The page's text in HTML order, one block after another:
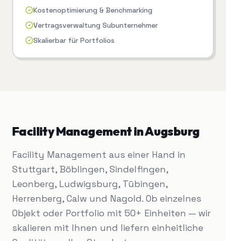
Kostenoptimierung & Benchmarking
Vertragsverwaltung Subunternehmer
Skalierbar für Portfolios
Facility ManagementinAugsburg
Facility Management aus einer Hand in
Stuttgart, Böblingen, Sindelfingen,
Leonberg, Ludwigsburg, Tübingen,
Herrenberg, Calw und Nagold. Ob einzelnes
Objekt oder Portfolio mit 50+ Einheiten — wir
skalieren mit Ihnen und liefern einheitliche